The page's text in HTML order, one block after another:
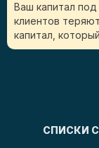
Ваш капитал
клиентов
капитал,
СПИСКИ